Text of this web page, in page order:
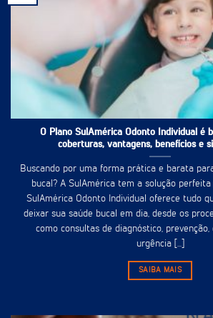
O Plano SulAmérica Odonto Individual é
coberturas, vantagens, benefícios e
Buscando por uma forma prática e barata
bucal? A SulAmérica tem a solução perfeita
SulAmérica Odonto Individual oferece tudo
deixar sua saúde bucal em dia, desde os
como consultas de diagnóstico,
urgência [...]
SAIBA MAIS